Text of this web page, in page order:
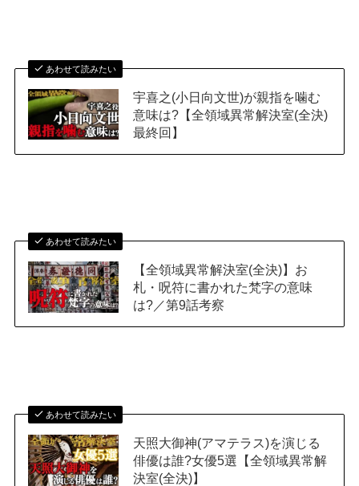
あわせて読みたい
宇喜之(小日向文世)が親指を噛む
意味は?【全領域異常解決室(全決)
最終回】
あわせて読みたい
【全領域異常解決室(全決)】お
札・呪符に書かれた梵字の意味
は?／第9話考察
あわせて読みたい
天照大御神(アマテラス)を演じる
俳優は誰?女優5選【全領域異常解
決室(全決)】